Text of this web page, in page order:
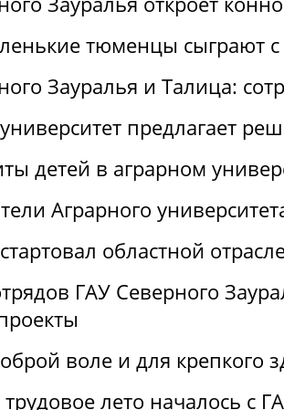
тюменцы сыграют с
Зауралья и Талица:
предлагает
детей в аграрном
Аграрного
областной
ГАУ Северного
воле и для крепкого
лето началось с